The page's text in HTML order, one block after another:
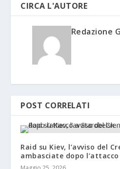
CIRCA L'AUTORE
Redazione
POST CORRELATI
Raid su Kiev, l’avviso del
ambasciate dopo